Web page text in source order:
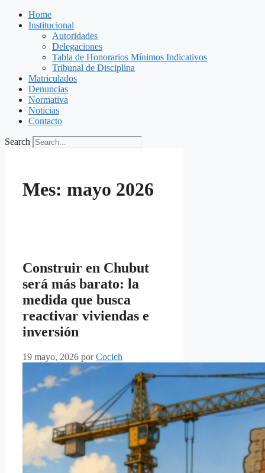
Home
Institucional
Autoridades
Delegaciones
Tabla de Honorarios Mínimos Indicativos
Tribunal de Disciplina
Matriculados
Denuncias
Normativa
Noticias
Contacto
Search
Mes: mayo 2026
Construir en Chubut
será más barato: la
medida que busca
reactivar viviendas e
inversión
19 mayo, 2026 porCocich